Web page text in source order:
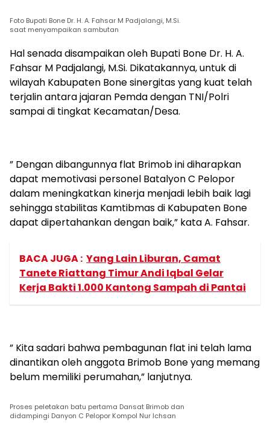
Foto Bupati Bone Dr. H. A. Fahsar M Padjalangi, M.Si.
saat menyampaikan sambutan
Hal senada disampaikan oleh Bupati Bone Dr. H. A.
Fahsar M Padjalangi, M.Si. Dikatakannya, untuk di
wilayah Kabupaten Bone sinergitas yang kuat telah
terjalin antara jajaran Pemda dengan TNI/Polri
sampai di tingkat Kecamatan/Desa.
” Dengan dibangunnya flat Brimob ini diharapkan
dapat memotivasi personel Batalyon C Pelopor
dalam meningkatkan kinerja menjadi lebih baik lagi
sehingga stabilitas Kamtibmas di Kabupaten Bone
dapat dipertahankan dengan baik,” kata A. Fahsar.
BACA JUGA : Yang Lain Liburan, Camat
Tanete Riattang Timur Andi Iqbal Gelar
Kerja Bakti 1.000 Kantong Sampah di Pantai
” Kita sadari bahwa pembagunan flat ini telah lama
dinantikan oleh anggota Brimob Bone yang memang
belum memiliki perumahan,” lanjutnya.
Proses peletakan batu pertama Dansat Brimob dan
didampingi Danyon C Pelopor Kompol Nur Ichsan